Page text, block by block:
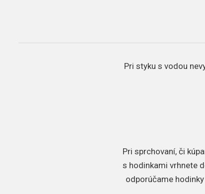
Pri styku s vodou
Pri sprchovaní, či
s hodinkami vrhnete
odporúčame